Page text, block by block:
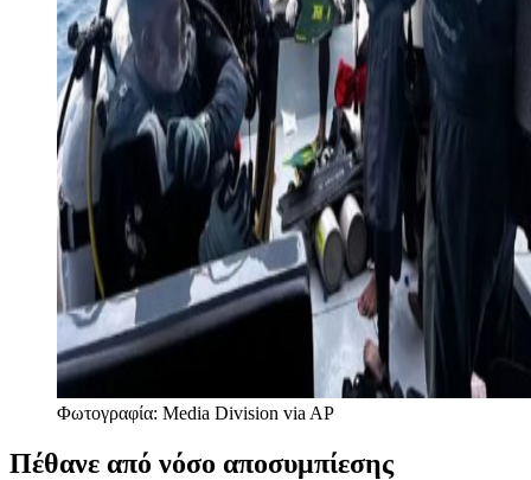
Φωτογραφία: Media Division via AP
Πέθανε από νόσο αποσυμπίεσης